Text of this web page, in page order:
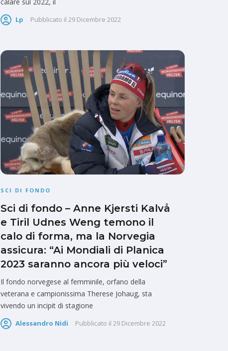
Lp Pubblicato il 29 Dicembre 2022
SCI DI FONDO
Sci di fondo – Anne Kjersti Kalvå
e Tiril Udnes Weng temono il
calo di forma, ma la Norvegia
assicura: “Ai Mondiali di Planica
2023 saranno ancora più veloci”
Il fondo norvegese al femminile, orfano della
veterana e campionissima Therese Johaug, sta
vivendo un incipit di stagione
Alessandro Nidi Pubblicato il 29 Dicembre 2022